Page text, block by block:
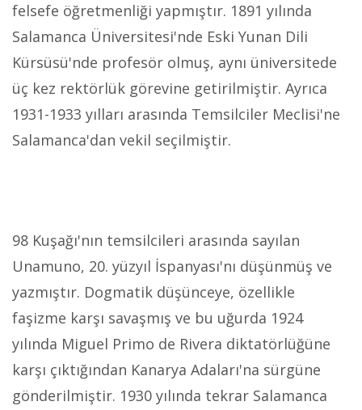
felsefe öğretmenliği yapmıştır. 1891 yılında
Salamanca Üniversitesi'nde Eski Yunan Dili
Kürsüsü'nde profesör olmuş, aynı üniversitede
üç kez rektörlük görevine getirilmiştir. Ayrıca
1931-1933 yılları arasında Temsilciler Meclisi'ne
Salamanca'dan vekil seçilmiştir.
98 Kuşağı'nın temsilcileri arasında sayılan
Unamuno, 20. yüzyıl İspanyası'nı düşünmüş ve
yazmıştır. Dogmatik düşünceye, özellikle
faşizme karşı savaşmış ve bu uğurda 1924
yılında Miguel Primo de Rivera diktatörlüğüne
karşı çıktığından Kanarya Adaları'na sürgüne
gönderilmiştir. 1930 yılında tekrar Salamanca